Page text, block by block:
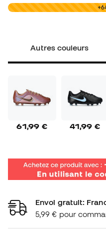
0,00 €
Autres couleurs
61,99 € 41,99 €
Envoi gratuit:
5,99 € pour